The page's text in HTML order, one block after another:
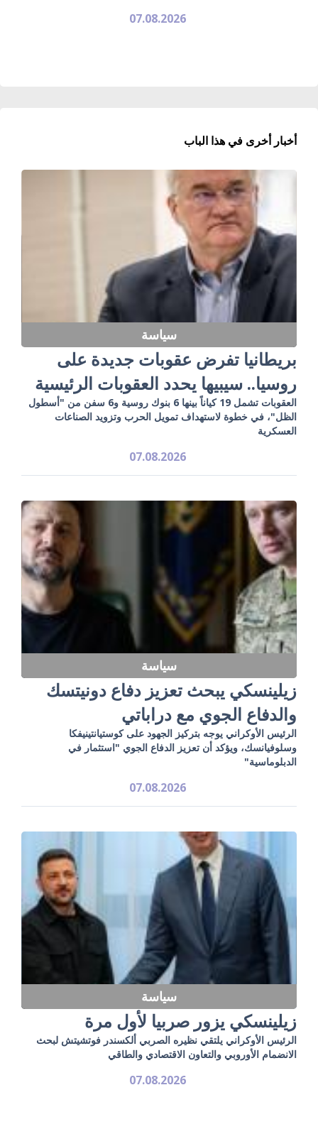
07.08.2026
أخبار أخرى في هذا الباب
سياسة
بريطانيا تفرض عقوبات جديدة على
روسيا.. سيبيها يحدد العقوبات الرئيسية
العقوبات تشمل 19 كياناً بينها 6 بنوك روسية و6 سفن من "أسطول
الظل"، في خطوة لاستهداف تمويل الحرب وتزويد الصناعات
العسكرية
07.08.2026
سياسة
زيلينسكي يبحث تعزيز دفاع دونيتسك
والدفاع الجوي مع دراباتي
الرئيس الأوكراني يوجه بتركيز الجهود على كوستيانتينيفكا
وسلوفيانسك، ويؤكد أن تعزيز الدفاع الجوي "استثمار في
الدبلوماسية"
07.08.2026
سياسة
زيلينسكي يزور صربيا لأول مرة
الرئيس الأوكراني يلتقي نظيره الصربي ألكسندر فوتشيتش لبحث
الانضمام الأوروبي والتعاون الاقتصادي والطاقي
07.08.2026